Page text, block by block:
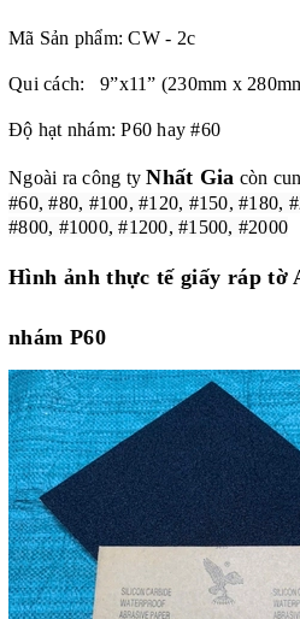
Mã Sản phẩm: CW - 2c
Qui cách: 9”x11” (230mm x
Độ hạt nhám: P60 hay #60
Ngoài ra công tyNhất Gia còn
#60, #80, #100, #120, #150, #180,
#800, #1000, #1200, #1500, #2000
Hình ảnh thực tế giấy ráp tờ
nhám P60